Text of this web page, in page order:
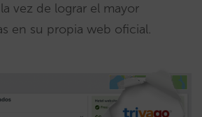
vez de lograr el mayor
en su propia web oficial.